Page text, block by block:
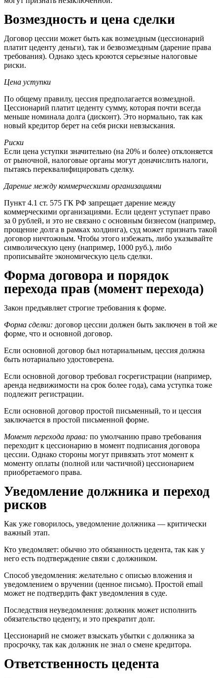
Возмездность и цена сделки
Договор цессии может быть как возмездным (цессионарий
платит цеденту деньги), так и безвозмездным (дарение права
требования). Однако здесь кроются серьезные налоговые
риски.
Цена уступки
По общему правилу, цессия предполагается возмездной.
Цессионарий платит цеденту сумму, которая почти всегда
меньше номинала долга (дисконт). Это нормально, так как
новый кредитор берет на себя риски невзыскания.
Риски
Если цена уступки значительно (на 20% и более) отклоняется
от рыночной, налоговые органы могут доначислить налоги,
пытаясь переквалифицировать сделку.
Дарение между коммерческими организациями
Пункт 4.1 ст. 575 ГК РФ запрещает дарение между
коммерческими организациями. Если цедент уступает право
за 0 рублей, и это не связано с основным бизнесом (например,
прощение долга в рамках холдинга), суд может признать такой
договор ничтожным. Чтобы этого избежать, либо указывайте
символическую цену (например, 1000 руб.), либо
прописывайте экономическую цель сделки.
Форма договора и порядок
перехода прав (момент перехода)
Закон предъявляет строгие требования к форме.
Форма сделки: договор цессии должен быть заключен в той же
форме, что и основной договор.
Если основной договор был нотариальным, цессия должна
быть нотариально удостоверена.
Если основной договор требовал госрегистрации (например,
аренда недвижимости на срок более года), сама уступка тоже
подлежит регистрации.
Если основной договор простой письменный, то и цессия
заключается в простой письменной форме.
Момент перехода права: по умолчанию право требования
переходит к цессионарию в момент подписания договора
цессии. Однако стороны могут привязать этот момент к
моменту оплаты (полной или частичной) цессионарием
приобретаемого права.
Уведомление должника и переход
рисков
Как уже говорилось, уведомление должника — критически
важный этап.
Кто уведомляет: обычно это обязанность цедента, так как у
него есть подтверждение связи с должником.
Способ уведомления: желательно с описью вложения и
уведомлением о вручении (ценное письмо). Простой email
может не подтвердить факт уведомления в суде.
Последствия неуведомления: должник может исполнить
обязательство цеденту, и это прекратит долг.
Цессионарий не сможет взыскать убытки с должника за
просрочку, так как должник не знал о смене кредитора.
Ответственность цедента